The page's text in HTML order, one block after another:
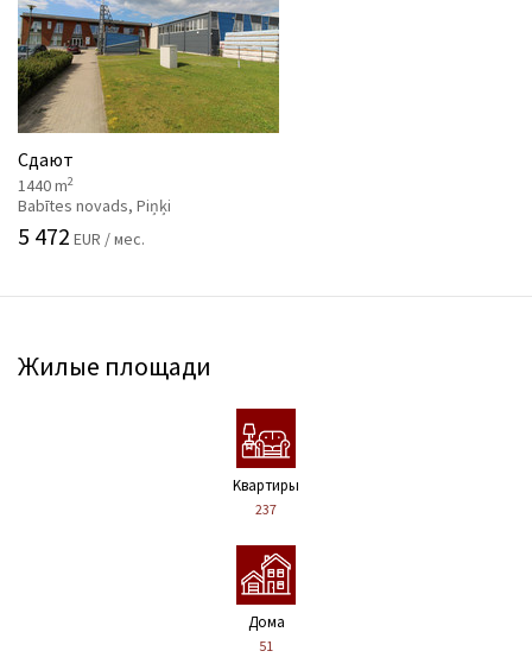
Сдают
1440 m2
Babītes novads, Piņķi
5 472 EUR / мес.
Жилые площади
Kвартиры
237
Дома
51